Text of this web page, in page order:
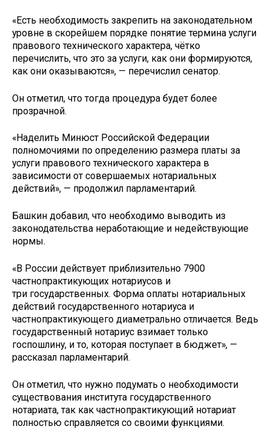
«Есть необходимость закрепить на законодательном
уровне в скорейшем порядке понятие термина услуги
правового технического характера, чётко
перечислить, что это за услуги, как они формируются,
как они оказываются», — перечислил сенатор.
Он отметил, что тогда процедура будет более
прозрачной.
«Наделить Минюст Российской Федерации
полномочиями по определению размера платы за
услуги правового технического характера в
зависимости от совершаемых нотариальных
действий», — продолжил парламентарий.
Башкин добавил, что необходимо выводить из
законодательства неработающие и недействующие
нормы.
«В России действует приблизительно 7900
частнопрактикующих нотариусов и
три государственных. Форма оплаты нотариальных
действий государственного нотариуса и
частнопрактикующего диаметрально отличается. Ведь
государственный нотариус взимает только
госпошлину, и то, которая поступает в бюджет», —
рассказал парламентарий.
Он отметил, что нужно подумать о необходимости
существования института государственного
нотариата, так как частнопрактикующий нотариат
полностью справляется со своими функциями.